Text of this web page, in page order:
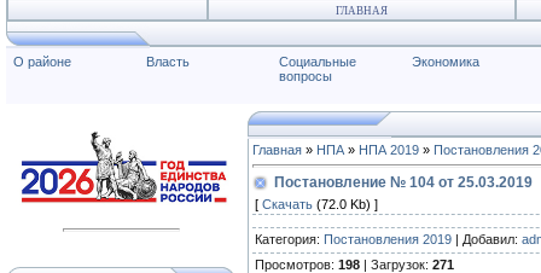
ГЛАВНАЯ
О районе Власть
Социальные
вопросы
Экономика
Главная » НПА » НПА 2019 » Постановления
Постановление № 104 от 25.03.2019
[ Скачать (72.0 Kb) ]
Категория: Постановления 2019 | Добавил:
Просмотров: 198 | Загрузок: 271